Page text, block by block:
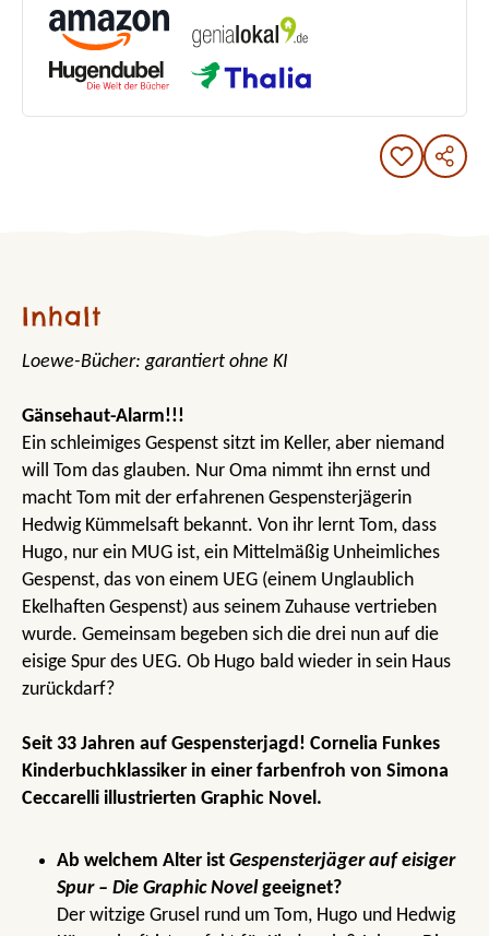
Inhalt
Loewe-Bücher: garantiert ohne KI
Gänsehaut-Alarm!!!
Ein schleimiges Gespenst sitzt im Keller, aber niemand
will Tom das glauben. Nur Oma nimmt ihn ernst und
macht Tom mit der erfahrenen Gespensterjägerin
Hedwig Kümmelsaft bekannt. Von ihr lernt Tom, dass
Hugo, nur ein MUG ist, ein Mittelmäßig Unheimliches
Gespenst, das von einem UEG (einem Unglaublich
Ekelhaften Gespenst) aus seinem Zuhause vertrieben
wurde. Gemeinsam begeben sich die drei nun auf die
eisige Spur des UEG. Ob Hugo bald wieder in sein Haus
zurückdarf?
Seit 33 Jahren auf Gespensterjagd! Cornelia Funkes
Kinderbuchklassiker in einer farbenfroh von Simona
Ceccarelli illustrierten Graphic Novel.
Ab welchem Alter ist Gespensterjäger auf eisiger
Spur – Die Graphic Novel geeignet?
Der witzige Grusel rund um Tom, Hugo und Hedwig